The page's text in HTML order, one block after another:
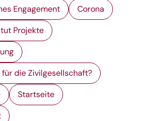
Engagement Corona
Projekte
die Zivilgesellschaft?
Startseite